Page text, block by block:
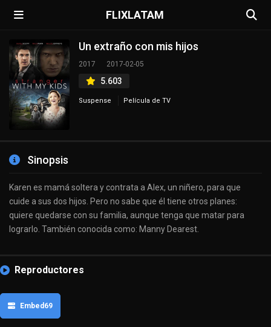
FLIXLATAM
Un extraño con mis hijos
2017 2017-02-05
5.603
Suspense Película de TV
Sinopsis
Karen es mamá soltera y contrata a Alex, un niñero, para que
cuide a sus dos hijos. Pero no sabe que él tiene otros planes:
quiere quedarse con su familia, aunque tenga que matar para
lograrlo. También conocida como: Manny Dearest.
Reproductores
Embed69